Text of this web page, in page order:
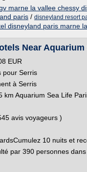
marne la vallee chessy
paris / disneyland resort
disneyland paris marne
Near
EUR
pour Serris
à Serris
km Aquarium Sea Life
avis voyageurs )
10 nuits et
par 390 personnes